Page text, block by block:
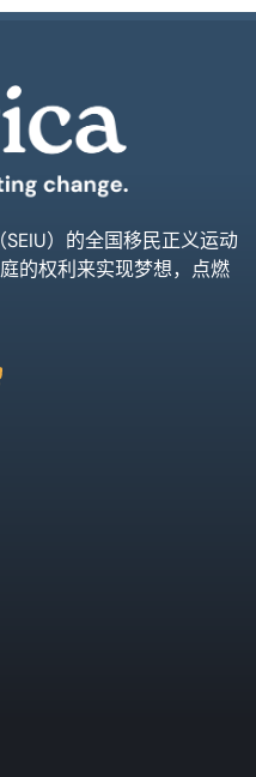
）的全国移民正义运动
的权利来实现梦想，点燃